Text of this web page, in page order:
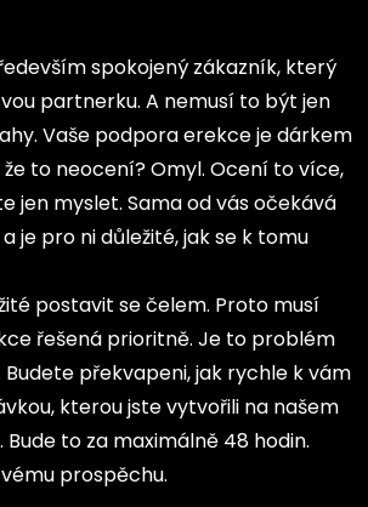
spokojený zákazník, který
partnerku. A nemusí to být jen
Vaše podpora erekce je dárkem
že to neocení? Omyl. Ocení to více,
jen myslet. Sama od vás očekává
je pro ni důležité, jak se k tomu
postavit se čelem. Proto musí
řešená prioritně. Je to problém
překvapeni, jak rychle k vám
kterou jste vytvořili na našem
Bude to za maximálně 48 hodin.
prospěchu.